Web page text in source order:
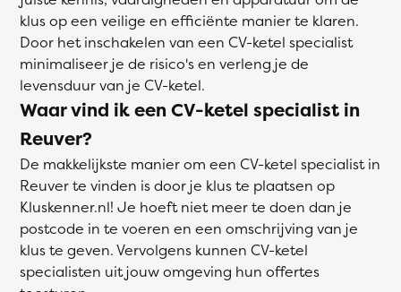
klus op een veilige en efficiënte manier te klaren.
Door het inschakelen van een CV-ketel specialist
minimaliseer je de risico's en verleng je de
levensduur van je CV-ketel.
Waar vind ik een CV-ketel specialist in
Reuver?
De makkelijkste manier om een CV-ketel specialist in
Reuver te vinden is door je klus te plaatsen op
Kluskenner.nl! Je hoeft niet meer te doen dan je
postcode in te voeren en een omschrijving van je
klus te geven. Vervolgens kunnen CV-ketel
specialisten uit jouw omgeving hun offertes